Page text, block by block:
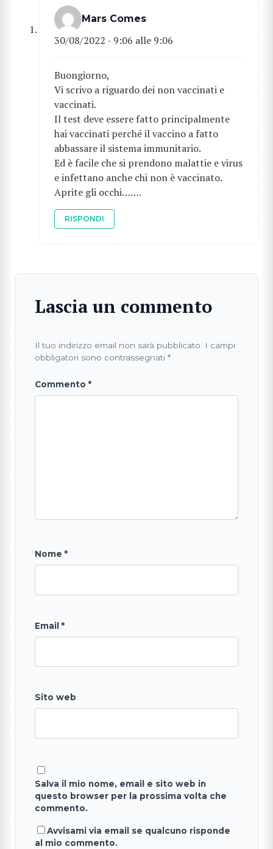
Mars Comes
30/08/2022 - 9:06 alle 9:06
Buongiorno,
Vi scrivo a riguardo dei non vaccinati e
vaccinati.
Il test deve essere fatto principalmente
hai vaccinati perché il vaccino a fatto
abbassare il sistema immunitario.
Ed è facile che si prendono malattie e virus
e infettano anche chi non è vaccinato.
Aprite gli occhi…….
RISPONDI
Lascia un commento
Il tuo indirizzo email non sarà pubblicato. I campi
obbligatori sono contrassegnati *
Commento *
Nome *
Email *
Sito web
Salva il mio nome, email e sito web in
questo browser per la prossima volta che
commento.
Avvisami via email se qualcuno risponde
al mio commento.